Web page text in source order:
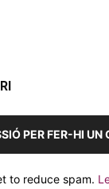
PER FER-HI UN
to reduce spam.